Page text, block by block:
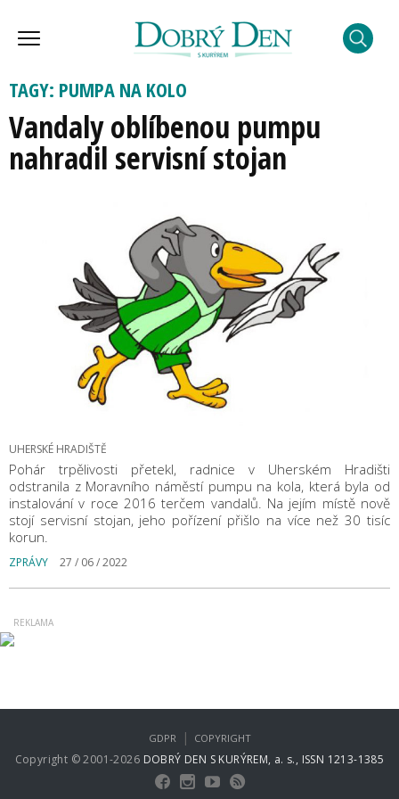
TAGY: PUMPA NA KOLO
Vandaly oblíbenou pumpu
nahradil servisní stojan
UHERSKÉ HRADIŠTĚ
Pohár trpělivosti přetekl, radnice v Uherském Hradišti
odstranila z Moravního náměstí pumpu na kola, která byla od
instalování v roce 2016 terčem vandalů. Na jejím místě nově
stojí servisní stojan, jeho pořízení přišlo na více než 30 tisíc
korun.
ZPRÁVY 27 / 06 / 2022
Copyright © 2001-2026 DOBRÝ DEN S KURÝREM, a. s., ISSN 1213-1385
GDPR | COPYRIGHT